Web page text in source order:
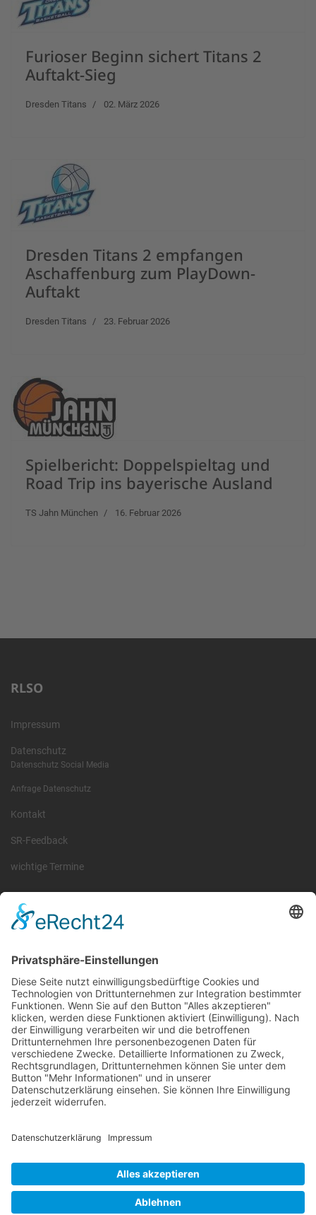
Furioser Beginn sichert Titans 2
Auftakt-Sieg
Dresden Titans 02. März 2026
Dresden Titans 2 empfangen
Aschaffenburg zum PlayDown-
Auftakt
Dresden Titans 23. Februar 2026
Spielbericht: Doppelspieltag und
Road Trip ins bayerische Ausland
TS Jahn München 16. Februar 2026
RLSO
Impressum
Datenschutz
Datenschutz Social Media
Anfrage Datenschutz
Kontakt
SR-Feedback
wichtige Termine
Information
Sachsen und Thüringen. Er ist als eingetragener Verein tätig und
gleichzeitig Veranstalter der Spiele der Regionalliga in
verschiedenen Ligen.
Die RLSO ist jetzt auch erreichbar unter der Adresse
Wir betreiben ...